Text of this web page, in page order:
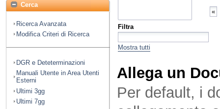
Cerca
Ricerca Avanzata
Modifica Criteri di Ricerca
DGR e Deteterminazioni
Manuali Utente in Area Utenti
Esterni
Ultimi 3gg
Ultimi 7gg
Filtra
Mostra tutti
Allega un
Per default, i